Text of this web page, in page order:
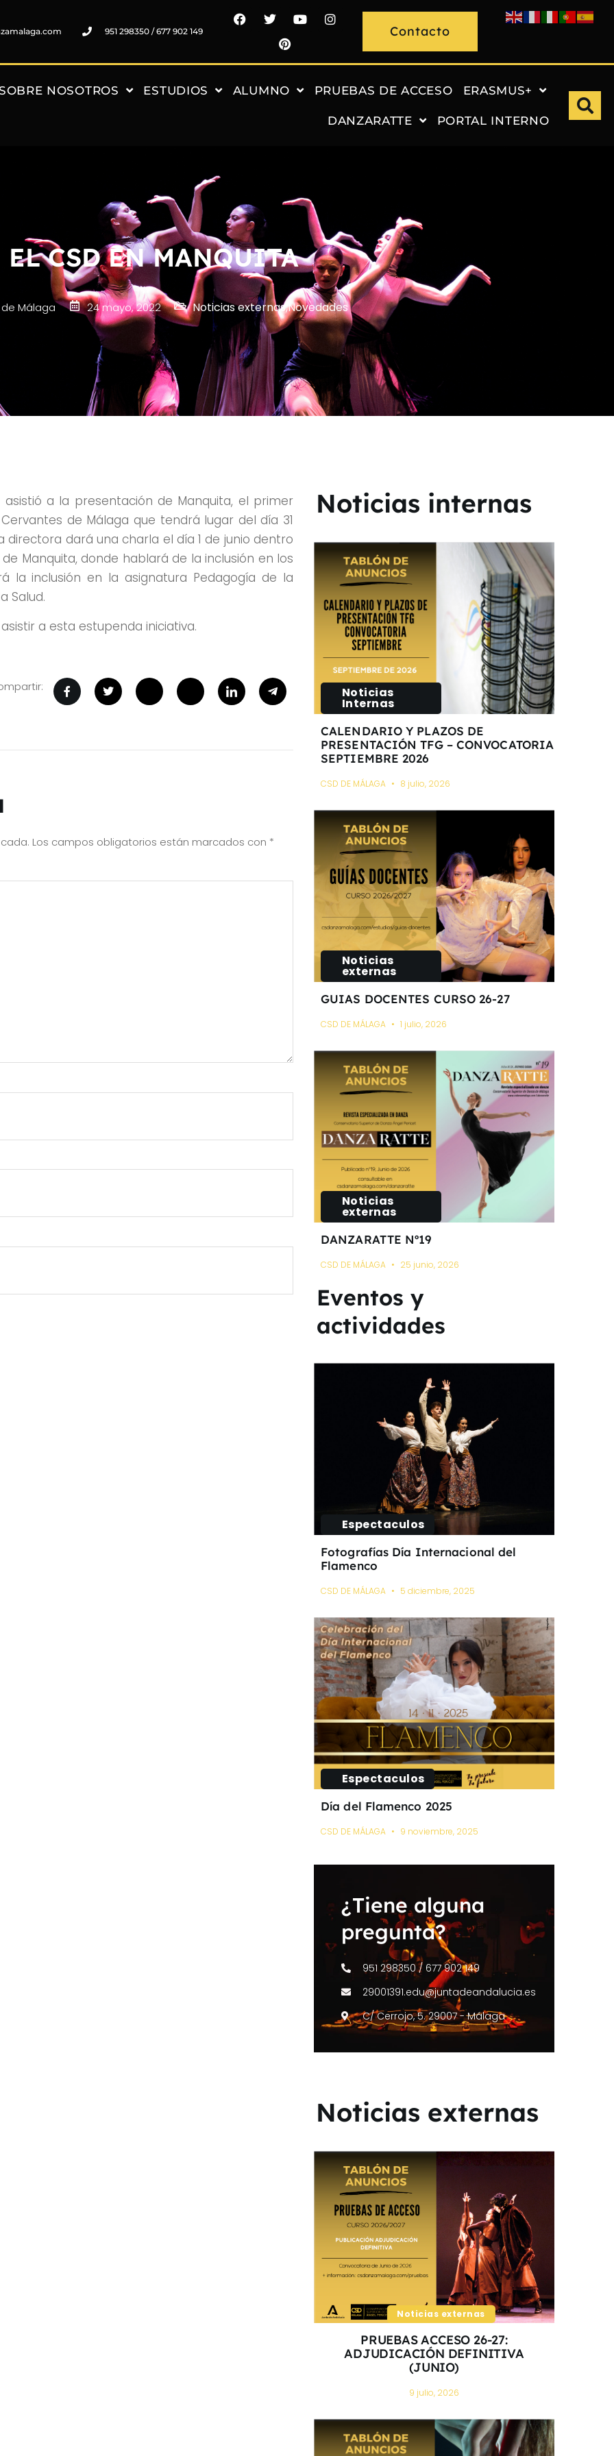
951 298350 / 677 902 149 Contacto
NOSOTROS ESTUDIOS ALUMNO PRUEBAS DE ACCESO ERASMUS+
DANZARATTE PORTAL INTERNO
EL CSD EN MANQUITA
de Málaga 24 mayo, 2022 Noticias externas,Novedades
a la presentación de Manquita, el primer
de Málaga que tendrá lugar del día 31
directora dará una charla el día 1 de junio dentro
Manquita, donde hablará de la inclusión en los
la inclusión en la asignatura Pedagogía de la
Salud.
a esta estupenda iniciativa.
Los campos obligatorios están marcados con *
Noticias internas
Noticias
Internas
CALENDARIO Y PLAZOS DE
PRESENTACIÓN TFG – CONVOCATORIA
SEPTIEMBRE 2026
CSD DE MÁLAGA 8 julio, 2026
Noticias
externas
GUIAS DOCENTES CURSO 26-27
CSD DE MÁLAGA 1 julio, 2026
Noticias
externas
DANZARATTE Nº19
CSD DE MÁLAGA 25 junio, 2026
Eventos y
actividades
Espectaculos
Fotografías Día Internacional del
Flamenco
CSD DE MÁLAGA 5 diciembre, 2025
Espectaculos
Día del Flamenco 2025
CSD DE MÁLAGA 9 noviembre, 2025
¿Tiene alguna
pregunta?
951 298350 / 677 902 149
29001391.edu@juntadeandalucia.es
C/ Cerrojo, 5. 29007 - Málaga
Noticias externas
Noticias externas
PRUEBAS ACCESO 26-27:
ADJUDICACIÓN DEFINITIVA
(JUNIO)
9 julio, 2026